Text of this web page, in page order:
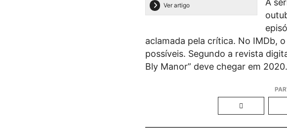
Ver artigo
A
aclamada pela crítica. No IMDb,
possíveis. Segundo a revista
Bly Manor” deve chegar em 2020.